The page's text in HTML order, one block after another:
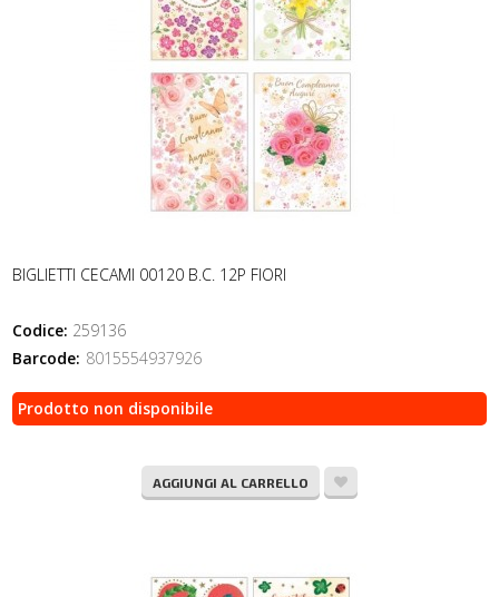
BIGLIETTI CECAMI 00120 B.C. 12P FIORI
Codice: 259136
Barcode: 8015554937926
Prodotto non disponibile
AGGIUNGI AL CARRELLO